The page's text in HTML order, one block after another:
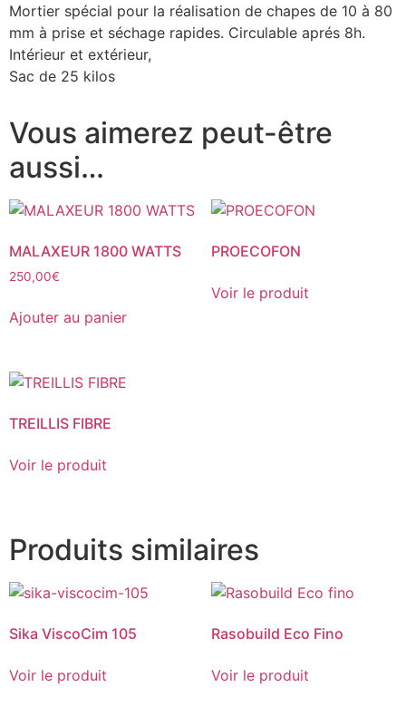
Mortier spécial pour la réalisation de chapes de 10 à 80
mm à prise et séchage rapides. Circulable aprés 8h.
Intérieur et extérieur,
Sac de 25 kilos
Vous aimerez peut-être
aussi…
MALAXEUR 1800 WATTS
250,00€
Ajouter au panier
PROECOFON
Voir le produit
TREILLIS FIBRE
Voir le produit
Produits similaires
Sika ViscoCim 105
Voir le produit
Rasobuild Eco Fino
Voir le produit